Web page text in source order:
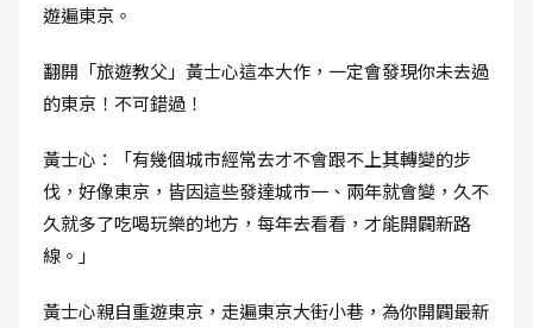
遊遍東京。
翻開「旅遊教父」黃士心這本大作，一定會發現你未去過
的東京！不可錯過！
黃士心：「有幾個城市經常去才不會跟不上其轉變的步
伐，好像東京，皆因這些發達城市一、兩年就會變，久不
久就多了吃喝玩樂的地方，每年去看看，才能開闢新路
線。」
黃士心親自重遊東京，走遍東京大街小巷，為你開闢最新